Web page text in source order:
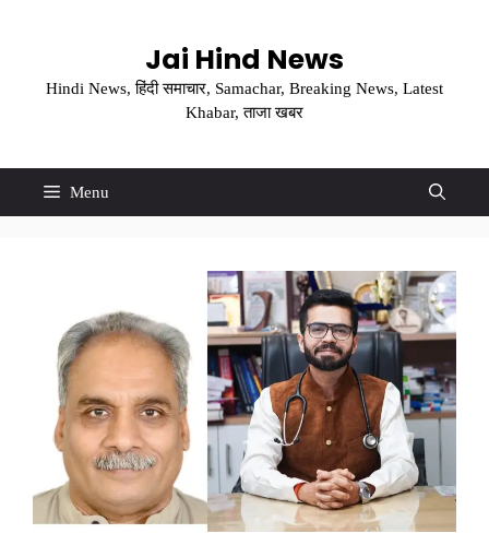
Jai Hind News
Hindi News, हिंदी समाचार, Samachar, Breaking News, Latest
Khabar, ताजा खबर
Menu